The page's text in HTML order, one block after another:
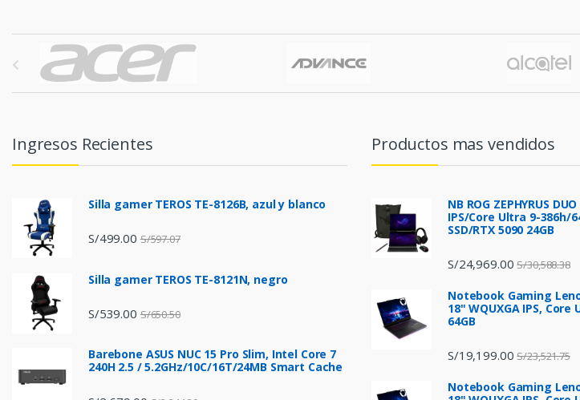
Ingresos Recientes
Silla gamer TEROS TE-8126B, azul y blanco
S/499.00 S/597.07
Silla gamer TEROS TE-8121N, negro
S/539.00 S/650.50
Barebone ASUS NUC 15 Pro Slim, Intel Core 7
240H 2.5 / 5.2GHz/10C/16T/24MB Smart Cache
Productos mas vendidos
NB ROG ZEPHYRUS
IPS/Core Ultra 9-386h/
SSD/RTX 5090 24GB
S/24,969.00 S/30,588.38
Notebook Gaming
18" WQUXGA IPS, Core
64GB
S/19,199.00 S/23,521.75
Notebook Gaming